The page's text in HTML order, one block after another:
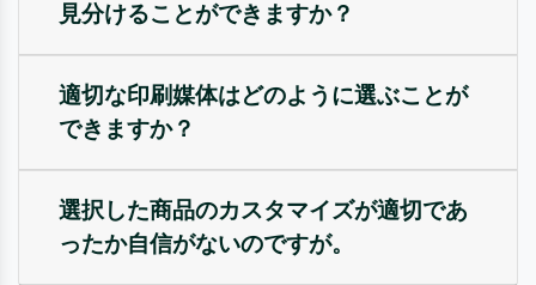
見分けることができますか？
適切な印刷媒体はどのように選ぶことが
できますか？
選択した商品のカスタマイズが適切であ
ったか自信がないのですが。